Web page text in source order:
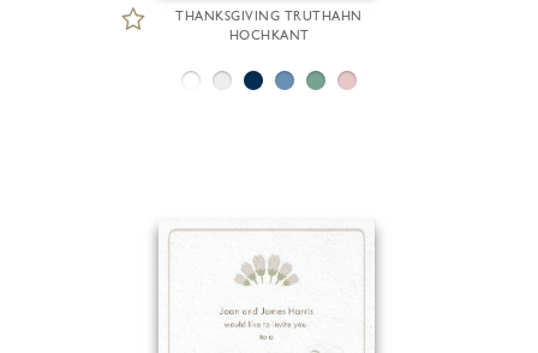
THANKSGIVING TRUTHAHN
HOCHKANT